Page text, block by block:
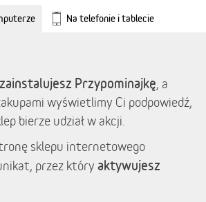
Na telefonie i tablecie
Przypominajkę, a
wyświetlimy Ci podpowiedź,
bierze udział w akcji.
sklepu internetowego
przez który aktywujesz